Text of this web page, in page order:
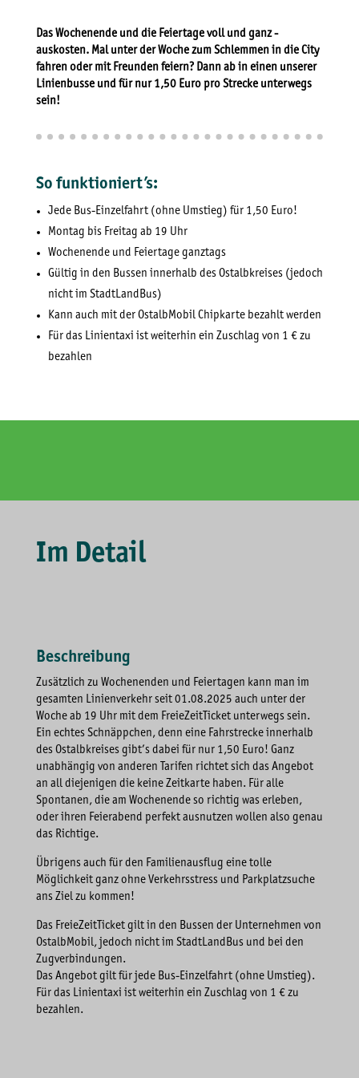
Das Wochenende und die Feiertage voll und ganz ­
auskosten. Mal unter der Woche zum Schlemmen in die City
fahren oder mit Freunden feiern? Dann ab in einen unserer
Linienbusse und für nur 1,50 Euro pro Strecke unterwegs
sein!
So funktioniert’s:
Jede Bus-Einzelfahrt (ohne Umstieg) für 1,50 Euro!
Montag bis Freitag ab 19 Uhr
Wochenende und Feiertage ganztags
Gültig in den Bussen innerhalb des Ostalbkreises (jedoch
nicht im StadtLandBus)
Kann auch mit der OstalbMobil Chipkarte bezahlt werden
Für das Linientaxi ist weiterhin ein Zuschlag von 1 € zu
bezahlen
Im Detail
Beschreibung
Zusätzlich zu Wochenenden und Feiertagen kann man im
gesamten Linienverkehr seit 01.08.2025 auch unter der
Woche ab 19 Uhr mit dem FreieZeitTicket unterwegs sein.
Ein echtes Schnäppchen, denn eine Fahrstrecke innerhalb
des Ostalbkreises gibt’s dabei für nur 1,50 Euro! Ganz
unabhängig von anderen Tarifen richtet sich das Angebot
an all diejenigen die keine Zeitkarte haben. Für alle
Spontanen, die am Wochenende so richtig was erleben,
oder ihren Feierabend perfekt ausnutzen wollen also genau
das Richtige.
Übrigens auch für den Familienausflug eine tolle
Möglichkeit ganz ohne Verkehrsstress und Parkplatzsuche
ans Ziel zu kommen!
Das FreieZeitTicket gilt in den Bussen der Unternehmen von
OstalbMobil, jedoch nicht im StadtLandBus und bei den
Zugverbindungen.
Das Angebot gilt für jede Bus-Einzelfahrt (ohne Umstieg).
Für das Linientaxi ist weiterhin ein Zuschlag von 1 € zu
bezahlen.